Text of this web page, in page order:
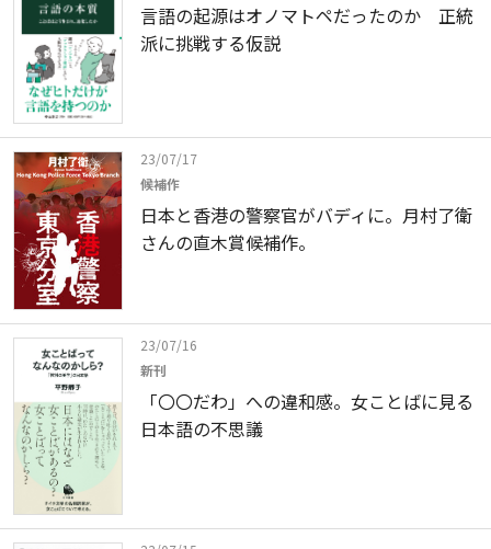
言語の起源はオノマトペだったのか 正統
派に挑戦する仮説
23/07/17
候補作
日本と香港の警察官がバディに。月村了衛
さんの直木賞候補作。
23/07/16
新刊
「〇〇だわ」への違和感。女ことばに見る
日本語の不思議